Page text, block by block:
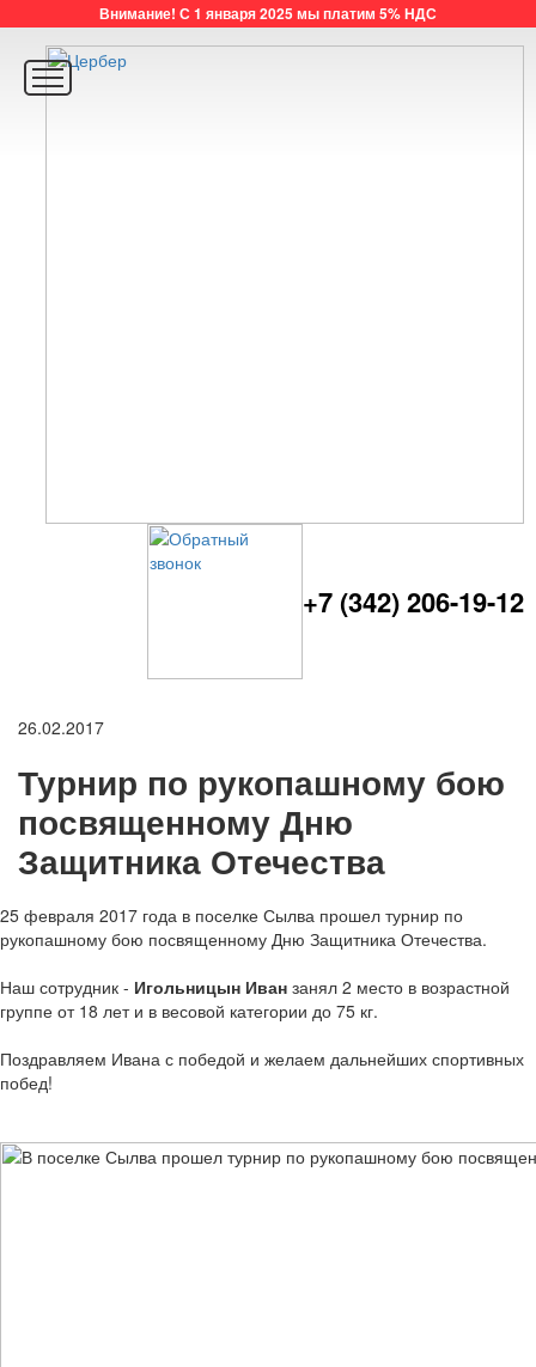
Внимание! С 1 января 2025 мы платим 5% НДС
+7 (342) 206-19-12
26.02.2017
Турнир по рукопашному бою
посвященному Дню
Защитника Отечества
25 февраля 2017 года в поселке Сылва прошел турнир по
рукопашному бою посвященному Дню Защитника Отечества.
Наш сотрудник - Игольницын Иван занял 2 место в возрастной
группе от 18 лет и в весовой категории до 75 кг.
Поздравляем Ивана с победой и желаем дальнейших спортивных
побед!